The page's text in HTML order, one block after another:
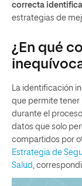
correcta
estrategias de
¿En qué
La identificación
que permite tener
durante el
datos que solo
compartidos por
Estrategia de
Salud ,